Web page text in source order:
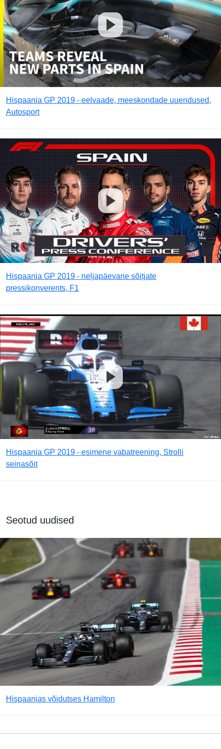
Hispaania GP 2019 - eelvaade, meeskondade uuendused,
Autosport
Hispaania GP 2019 - neljapäevane sõitjate
pressikonverents, F1
Hispaania GP 2019 - esimene vabatreening, Strolli
seinasõit
Seotud uudised
Hispaanias võidutses Hamilton